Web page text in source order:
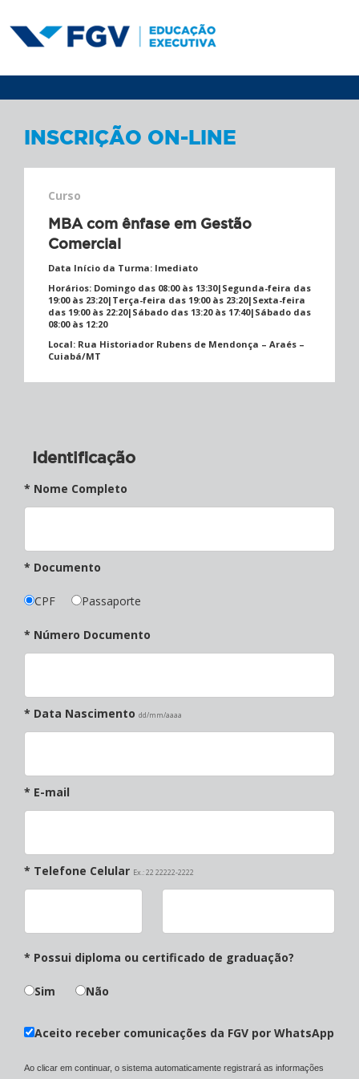
INSCRIÇÃO ON-LINE
Curso
MBA com ênfase em Gestão
Comercial
Data Início da Turma: Imediato
Horários: Domingo das 08:00 às 13:30|Segunda-feira das
19:00 às 23:20|Terça-feira das 19:00 às 23:20|Sexta-feira
das 19:00 às 22:20|Sábado das 13:20 às 17:40|Sábado das
08:00 às 12:20
Local: Rua Historiador Rubens de Mendonça – Araés –
Cuiabá/MT
Identificação
* Nome Completo
* Documento
CPF Passaporte
* Número Documento
* Data Nascimento dd/mm/aaaa
* E-mail
* Telefone Celular Ex.: 22 22222-2222
* Possui diploma ou certificado de graduação?
Sim Não
Aceito receber comunicações da FGV por WhatsApp
Ao clicar em continuar, o sistema automaticamente registrará as informações